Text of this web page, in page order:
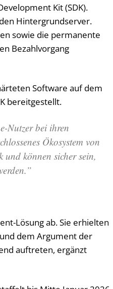
Kit (SDK).
Hintergrundserver.
sowie die permanente
Bezahlvorgang
Software auf dem
bereitgestellt.
Nutzer bei ihren
Ökosystem von
können sicher sein,
Lösung ab. Sie erhielten
dem Argument der
auftreten, ergänzt